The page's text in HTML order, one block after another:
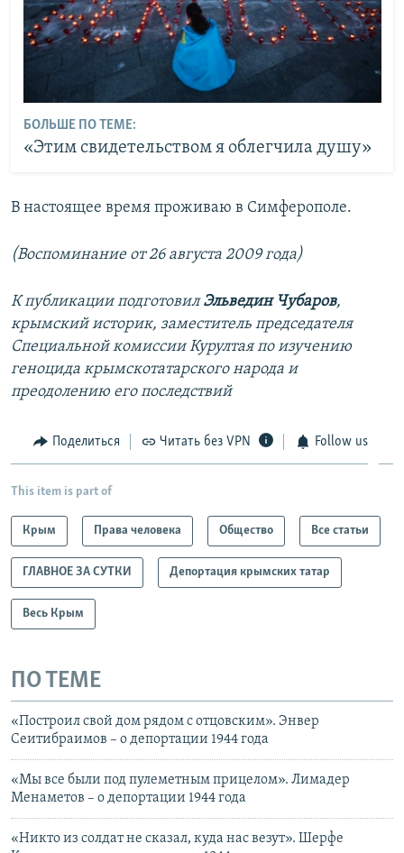
БОЛЬШЕ ПО ТЕМЕ:
«Этим свидетельством я облегчила душу»
В настоящее время проживаю в Симферополе.
(Воспоминание от 26 августа 2009 года)
К публикации подготовилЭльведин Чубаров,
крымский историк, заместитель председателя
Специальной комиссии Курултая по изучению
геноцида крымскотатарского народа и
преодолению его последствий
Поделиться Читать без VPN Follow us
This item is part of
Крым Права человека Общество Все статьи
ГЛАВНОЕ ЗА СУТКИ Депортация крымских татар
Весь Крым
ПО ТЕМЕ
«Построил свой дом рядом с отцовским». Энвер
Сеитибраимов – о депортации 1944 года
«Мы все были под пулеметным прицелом». Лимадер
Менаметов – о депортации 1944 года
«Никто из солдат не сказал, куда нас везут». Шерфе